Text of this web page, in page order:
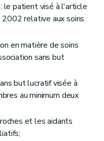
le patient visé à l'article
2002 relative aux soins
en matière de soins
sans but
but lucratif visée à
au minimum deux
et les aidants